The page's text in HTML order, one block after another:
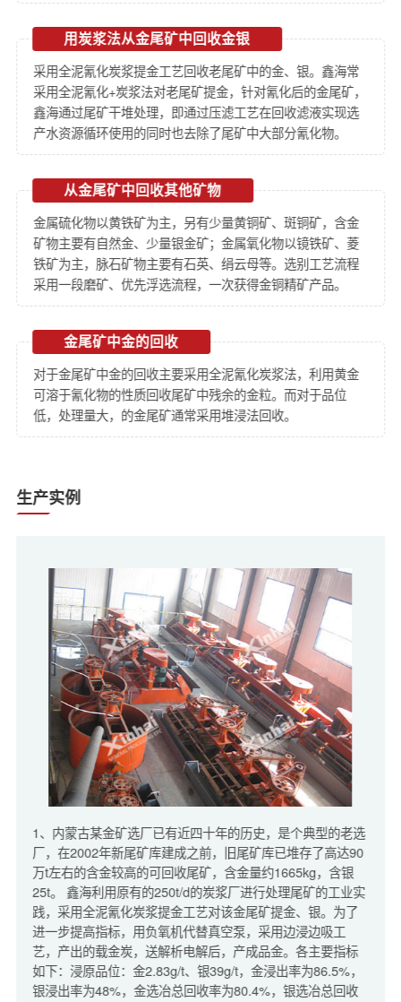
用炭浆法从金尾矿中回收金银
采用全泥氰化炭浆提金工艺回收老尾矿中的金、银。鑫海常
采用全泥氰化+炭浆法对老尾矿提金，针对氰化后的金尾矿，
鑫海通过尾矿干堆处理，即通过压滤工艺在回收滤液实现选
产水资源循环使用的同时也去除了尾矿中大部分氰化物。
从金尾矿中回收其他矿物
金属硫化物以黄铁矿为主，另有少量黄铜矿、斑铜矿，含金
矿物主要有自然金、少量银金矿；金属氧化物以镜铁矿、菱
铁矿为主，脉石矿物主要有石英、绢云母等。选别工艺流程
采用一段磨矿、优先浮选流程，一次获得金铜精矿产品。
金尾矿中金的回收
对于金尾矿中金的回收主要采用全泥氰化炭浆法，利用黄金
可溶于氰化物的性质回收尾矿中残余的金粒。而对于品位
低，处理量大，的金尾矿通常采用堆浸法回收。
生产实例
1、内蒙古某金矿选厂已有近四十年的历史，是个典型的老选
厂，在2002年新尾矿库建成之前，旧尾矿库已堆存了高达90
万t左右的含金较高的可回收尾矿，含金量约1665kg，含银
25t。 鑫海利用原有的250t/d的炭浆厂进行处理尾矿的工业实
践，采用全泥氰化炭浆提金工艺对该金尾矿提金、银。为了
进一步提高指标，用负氧机代替真空泵，采用边浸边吸工
艺，产出的载金炭，送解析电解后，产成品金。各主要指标
如下：浸原品位：金2.83g/t、银39g/t，金浸出率为86.5%，
银浸出率为48%，金选冶总回收率为80.4%，银选冶总回收